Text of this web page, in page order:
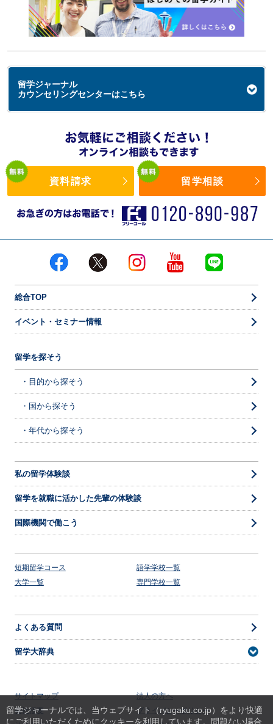
留学ジャーナルでは、当ウェブサイト（ryugaku.co.jp）をより快適
にご利用いただくためにクッキーを利用しています。
問題ない場合
留学ジャーナル
カウンセリングセンターはこちら
資料請求 留学相談
総合TOP
イベント・セミナー情報
留学を探そう
・目的から探そう
・国から探そう
・年代から探そう
私の留学体験談
留学を就職に活かした先輩の体験談
国際機関で働こう
短期留学コース
語学学校一覧
大学一覧
専門学校一覧
よくある質問
留学大辞典
サイトマップ
法人の方へ
会社概要
プライバシーポリシー